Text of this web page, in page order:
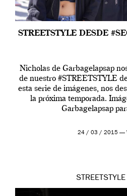
STREETSTYLE DESDE
Nicholas de Garbagelapsap
de nuestro #STREETSTYLE
esta serie de imágenes, nos
la próxima temporada.
Garbagelapsap
24 / 03 / 2015 —
STREETSTYLE